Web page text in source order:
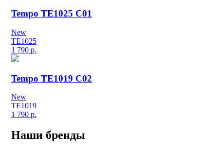
Tempo TE1025 C01
New
TE1025
1 790 р.
Tempo TE1019 C02
New
TE1019
1 790 р.
Наши бренды